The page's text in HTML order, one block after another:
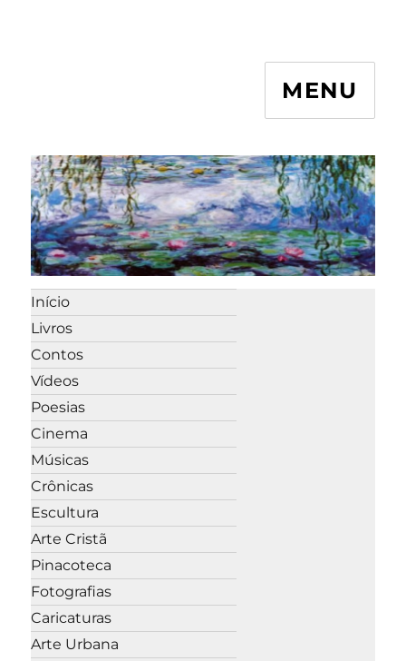
MENU
Início
Livros
Contos
Vídeos
Poesias
Cinema
Músicas
Crônicas
Escultura
Arte Cristã
Pinacoteca
Fotografias
Caricaturas
Arte Urbana